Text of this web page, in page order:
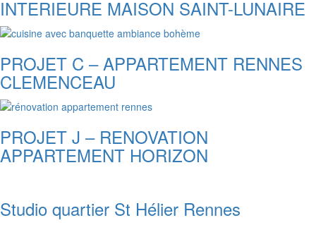
INTERIEURE MAISON SAINT-LUNAIRE
PROJET C – APPARTEMENT RENNES
CLEMENCEAU
PROJET J – RENOVATION
APPARTEMENT HORIZON
Studio quartier St Hélier Rennes